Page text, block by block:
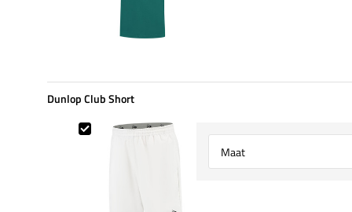
Dunlop Club Short
Dunlop Club Short